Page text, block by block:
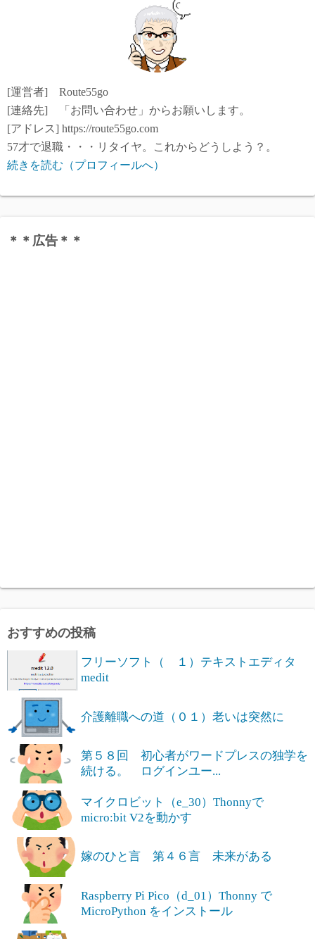
[運営者] Route55go
[連絡先] 「お問い合わせ」からお願いします。
[アドレス] https://route55go.com
57才で退職・・・リタイヤ。これからどうしよう？。
続きを読む（プロフィールへ）
＊＊広告＊＊
おすすめの投稿
フリーソフト（ １）テキストエディタ
medit
介護離職への道（０１）老いは突然に
第５８回 初心者がワードプレスの独学を
続ける。 ログインユー...
マイクロビット（e_30）Thonnyで
micro:bit V2を動かす
嫁のひと言 第４６言 未来がある
Raspberry Pi Pico（d_01）Thonny で
MicroPython をインストール